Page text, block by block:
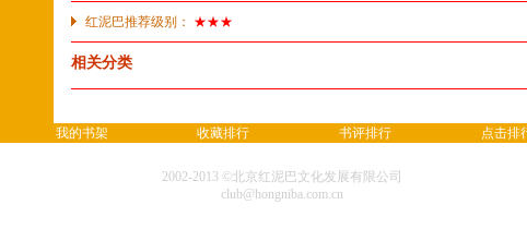
红泥巴推荐级别： ★★★
相关分类
我的书架 收藏排行 书评排行 点击排
2002-2013 ©北京红泥巴文化发展有限公司
club@hongniba.com.cn